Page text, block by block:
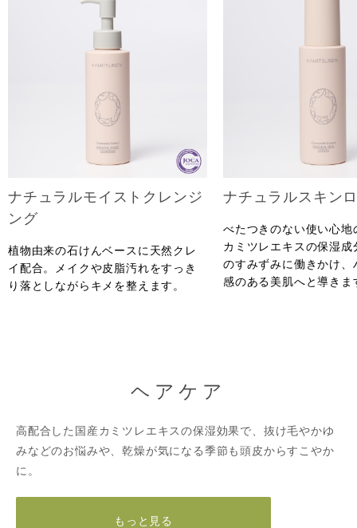
ナチュラルモイストクレンジ
ング
植物由来の石けんベースに天然クレ
イ配合。メイクや皮脂汚れをすっき
り落としながらキメを整えます。
ナチュラルスキン
べたつきのない使い心地
カミツレエキスの保湿成
のすみずみに働きかけ、
感のある美肌へと導きま
ヘアケア
高配合した国産カミツレエキスの保湿効果で、抜け毛やかゆ
みなどのお悩みや、乾燥が気になる季節も頭皮からすこやか
に。
もっと見る